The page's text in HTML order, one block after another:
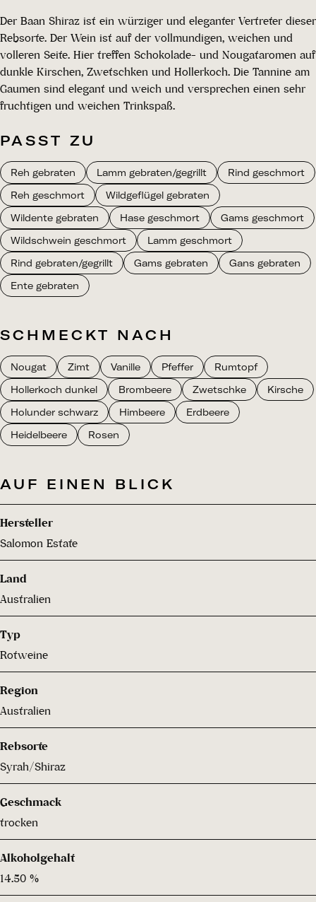
Der Baan Shiraz ist ein würziger und eleganter Vertreter dieser
Rebsorte. Der Wein ist auf der vollmundigen, weichen und
volleren Seite. Hier treffen Schokolade- und Nougataromen auf
dunkle Kirschen, Zwetschken und Hollerkoch. Die Tannine am
Gaumen sind elegant und weich und versprechen einen sehr
fruchtigen und weichen Trinkspaß.
PASST ZU
Reh gebraten Lamm gebraten/gegrillt
Rind geschmort
Reh geschmort
Wildgeflügel gebraten
Wildente gebraten
Hase geschmort
Gams geschmort
Wildschwein geschmort
Lamm geschmort
Rind gebraten/gegrillt
Gams gebraten
Gans gebraten
Ente gebraten
SCHMECKT NACH
Nougat Zimt Vanille Pfeffer
Rumtopf
Hollerkoch dunkel
Brombeere Zwetschke
Kirsche
Holunder schwarz
Himbeere
Erdbeere
Heidelbeere
Rosen
AUF EINEN BLICK
Hersteller
Salomon Estate
Land
Australien
Typ
Rotweine
Region
Australien
Rebsorte
Syrah/Shiraz
Geschmack
trocken
Alkoholgehalt
14.50 %